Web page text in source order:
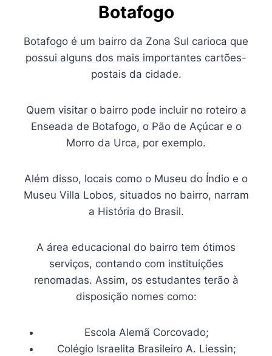
Botafogo
Botafogo é um bairro da Zona Sul carioca que
possui alguns dos mais importantes cartões-
postais da cidade.
Quem visitar o bairro pode incluir no roteiro a
Enseada de Botafogo, o Pão de Açúcar e o
Morro da Urca, por exemplo.
Além disso, locais como o Museu do Índio e o
Museu Villa Lobos, situados no bairro, narram
a História do Brasil.
A área educacional do bairro tem ótimos
serviços, contando com instituições
renomadas. Assim, os estudantes terão à
disposição nomes como:
Escola Alemã Corcovado;
Colégio Israelita Brasileiro A. Liessin;